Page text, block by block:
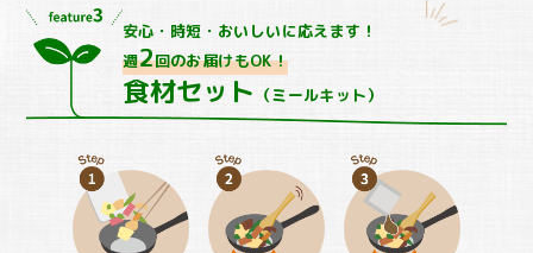
安心・時短・おいしいに応えます！
週2回のお届けもOK！
食材セット （ミールキット）